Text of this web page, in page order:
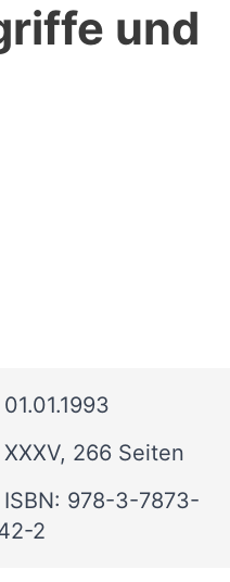
und
01.01.1993
XXXV, 266 Seiten
ISBN: 978-3-7873-
2